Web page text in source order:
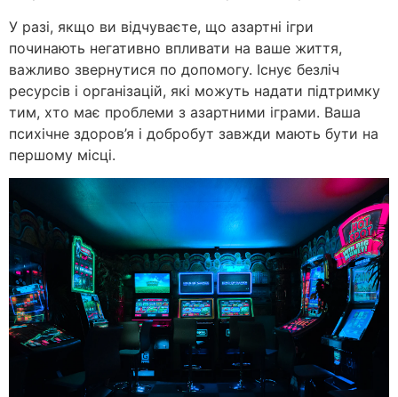
У разі, якщо ви відчуваєте, що азартні ігри
починають негативно впливати на ваше життя,
важливо звернутися по допомогу. Існує безліч
ресурсів і організацій, які можуть надати підтримку
тим, хто має проблеми з азартними іграми. Ваша
психічне здоров’я і добробут завжди мають бути на
першому місці.